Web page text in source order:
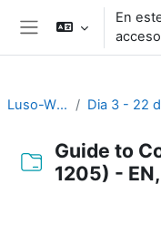
Salta al contenido principal
Panel lateral
En
Luso-WS_2023
Guide to
1205) - EN,